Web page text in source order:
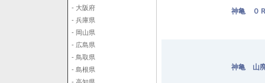
- 大阪府
- 兵庫県
- 岡山県
- 広島県
- 鳥取県
- 島根県
神亀 ０
神亀 山